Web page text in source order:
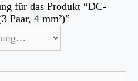
für das Produkt “DC-
Paar, 4 mm²)”